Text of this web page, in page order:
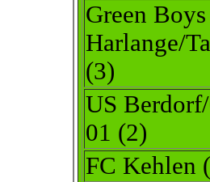
Green Boys
Harlange/
(3)
US
01 (2)
FC Kehlen